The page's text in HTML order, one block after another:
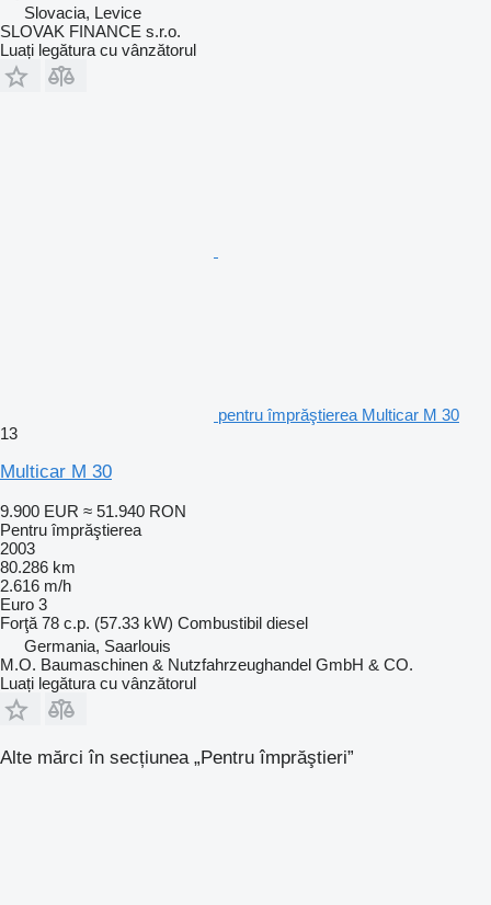
Slovacia, Levice
SLOVAK FINANCE s.r.o.
Luați legătura cu vânzătorul
pentru împrăştierea Multicar M 30
13
Multicar M 30
9.900 EUR ≈ 51.940 RON
Pentru împrăştierea
2003
80.286 km
2.616 m/h
Euro 3
Forţă 78 c.p. (57.33 kW) Combustibil diesel
Germania, Saarlouis
M.O. Baumaschinen & Nutzfahrzeughandel GmbH & CO.
Luați legătura cu vânzătorul
Alte mărci în secțiunea „Pentru împrăştieri”